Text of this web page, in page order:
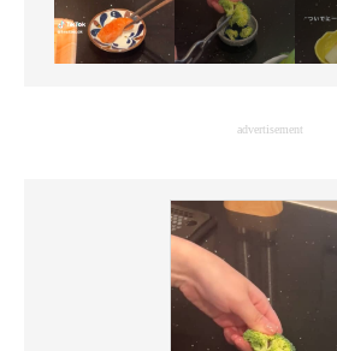
マーケ×ITの今がよく分かる
ITエンジニア向け専門サイト
製造業のIT導入・活用を支援
モノづくり技術者専門サイト
エレクトロニクス専門サイト
advertisement